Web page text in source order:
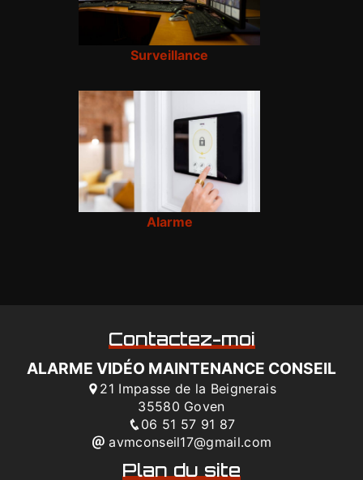
Surveillance
Alarme
Contactez-moi
ALARME VIDÉO MAINTENANCE CONSEIL
21 Impasse de la Beignerais
35580 Goven
06 51 57 91 87
avmconseil17@gmail.com
Plan du site